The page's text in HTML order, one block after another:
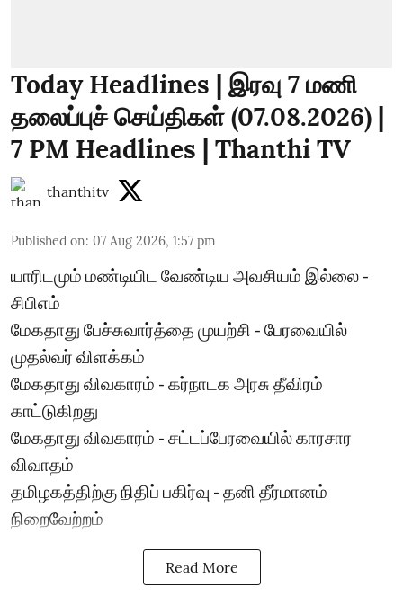
Today Headlines | இரவு 7 மணி
தலைப்புச் செய்திகள் (07.08.2026) |
7 PM Headlines | Thanthi TV
thanthitv
Published on: 07 Aug 2026, 1:57 pm
யாரிடமும் மண்டியிட வேண்டிய அவசியம் இல்லை -
சிபிஎம்
மேகதாது பேச்சுவார்த்தை முயற்சி - பேரவையில்
முதல்வர் விளக்கம்
மேகதாது விவகாரம் - கர்நாடக அரசு தீவிரம்
காட்டுகிறது
மேகதாது விவகாரம் - சட்டப்பேரவையில் காரசார
விவாதம்
தமிழகத்திற்கு நிதிப் பகிர்வு - தனி தீர்மானம்
நிறைவேற்றம்
Read More